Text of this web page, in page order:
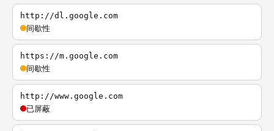
http://dl.google.com
间歇性
https://m.google.com
间歇性
http://www.google.com
已屏蔽